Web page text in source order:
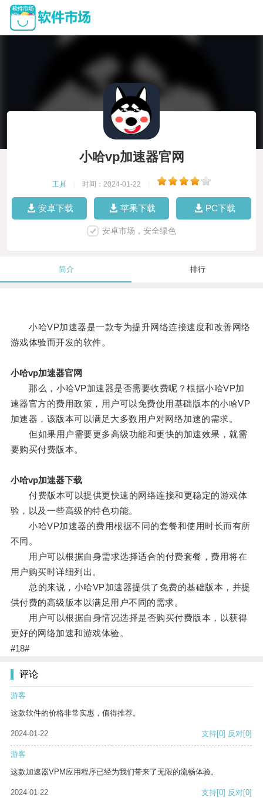
小哈vp加速器官网
工具 时间：2024-01-22
安卓下载 苹果下载 PC下载
安卓市场，安全绿色
简介 排行
小哈VP加速器是一款专为提升网络连接速度和改善网络
游戏体验而开发的软件。
小哈vp加速器官网
那么，小哈VP加速器是否需要收费呢？根据小哈VP加
速器官方的费用政策，用户可以免费使用基础版本的小哈VP
加速器，该版本可以满足大多数用户对网络加速的需求。
但如果用户需要更多高级功能和更快的加速效果，就需
要购买付费版本。
小哈vp加速器下载
付费版本可以提供更快速的网络连接和更稳定的游戏体
验，以及一些高级的特色功能。
小哈VP加速器的费用根据不同的套餐和使用时长而有所
不同。
用户可以根据自身需求选择适合的付费套餐，费用将在
用户购买时详细列出。
总的来说，小哈VP加速器提供了免费的基础版本，并提
供付费的高级版本以满足用户不同的需求。
用户可以根据自身情况选择是否购买付费版本，以获得
更好的网络加速和游戏体验。
#18#
评论
游客
这款软件的价格非常实惠，值得推荐。
2024-01-22 支持[0] 反对[0]
游客
这款加速器VPM应用程序已经为我们带来了无限的流畅体验。
2024-01-22 支持[0] 反对[0]